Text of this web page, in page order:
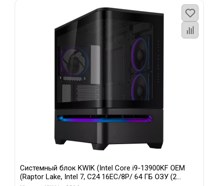
Системный блок KWIK (Intel Core i9-13900KF OEM
(Raptor Lake, Intel 7, C24 16EC/8P/ 64 ГБ ОЗУ (2